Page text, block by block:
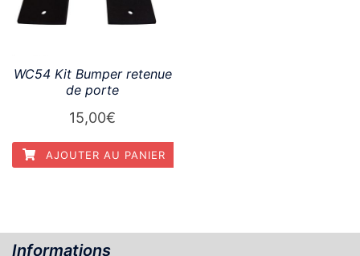
WC54 Kit Bumper retenue
de porte
15,00€
AJOUTER AU PANIER
Informations